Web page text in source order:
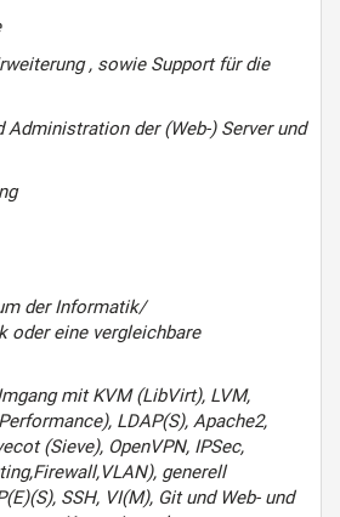
, sowie Support für die
Administration der (Web-) Server und
der Informatik/
oder eine vergleichbare
mit KVM (LibVirt), LVM,
LDAP(S), Apache2,
(Sieve), OpenVPN, IPSec,
generell
SSH, VI(M), Git und Web- und